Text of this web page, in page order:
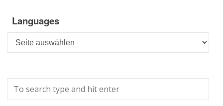
Languages
Languages